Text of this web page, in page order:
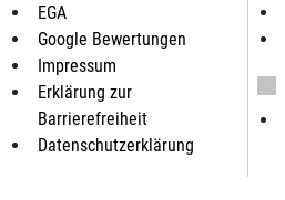
EGA
Google Bewertungen
Impressum
Erklärung zur
Barrierefreiheit
Datenschutzerklärung